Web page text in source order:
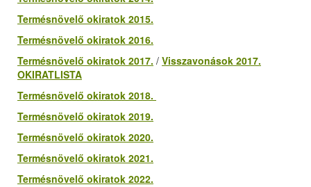
Termésnövelő okiratok 2015.
Termésnövelő okiratok 2016.
Termésnövelő okiratok 2017. / Visszavonások 2017.
OKIRATLISTA
Termésnövelő okiratok 2018.
Termésnövelő okiratok 2019.
Termésnövelő okiratok 2020.
Termésnövelő okiratok 2021.
Termésnövelő okiratok 2022.